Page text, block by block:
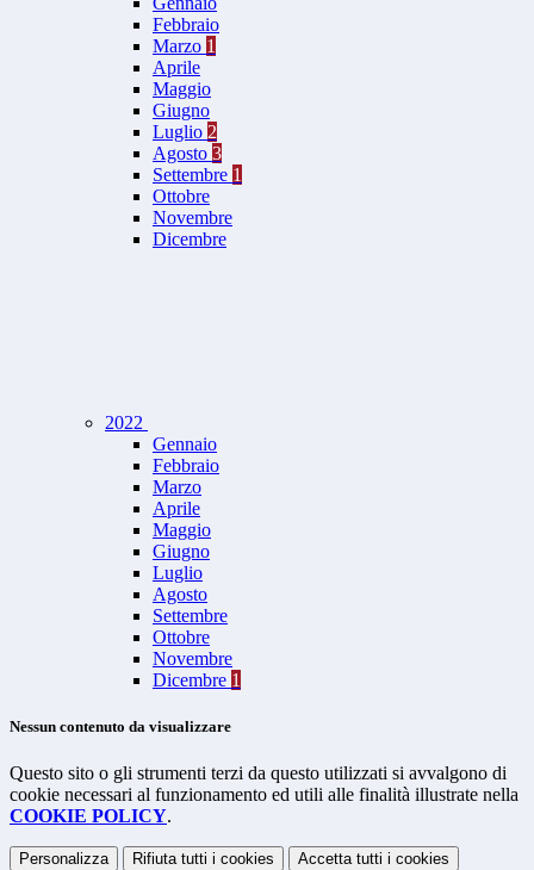
Febbraio
Marzo 1
Aprile
Maggio
Giugno
Luglio 2
Agosto 3
Settembre 1
Ottobre
Novembre
Dicembre
2022
Gennaio
Febbraio
Marzo
Aprile
Maggio
Giugno
Luglio
Agosto
Settembre
Ottobre
Novembre
Dicembre 1
Nessun contenuto da visualizzare
Questo sito o gli strumenti terzi da questo utilizzati si avvalgono di
cookie necessari al funzionamento ed utili alle finalità illustrate nella
COOKIE POLICY.
Personalizza Rifiuta tutti i cookies Accetta tutti i cookies